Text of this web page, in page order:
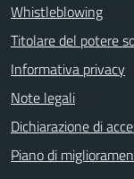
Whistleblowing
Titolare del potere
Informativa privacy
Note legali
Dichiarazione di
Piano di